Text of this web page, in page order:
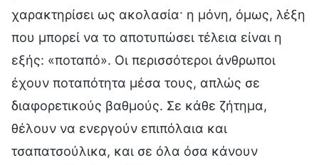
χαρακτηρίσει ως ακολασία· η μόνη, όμως, λέξη
που μπορεί να το αποτυπώσει τέλεια είναι η
εξής: «ποταπό». Οι περισσότεροι άνθρωποι
έχουν ποταπότητα μέσα τους, απλώς σε
διαφορετικούς βαθμούς. Σε κάθε ζήτημα,
θέλουν να ενεργούν επιπόλαια και
τσαπατσούλικα, και σε όλα όσα κάνουν